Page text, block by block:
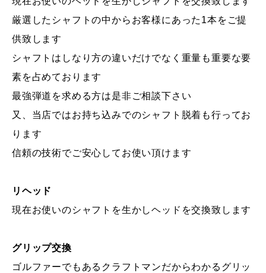
厳選したシャフトの中からお客様にあった1本をご提
供致します
シャフトはしなり方の違いだけでなく重量も重要な要
素を占めております
最強弾道を求める方は是非ご相談下さい
又、当店ではお持ち込みでのシャフト脱着も行ってお
ります
信頼の技術でご安心してお使い頂けます
リヘッド
現在お使いのシャフトを生かしヘッドを交換致します
グリップ交換
ゴルファーでもあるクラフトマンだからわかるグリッ